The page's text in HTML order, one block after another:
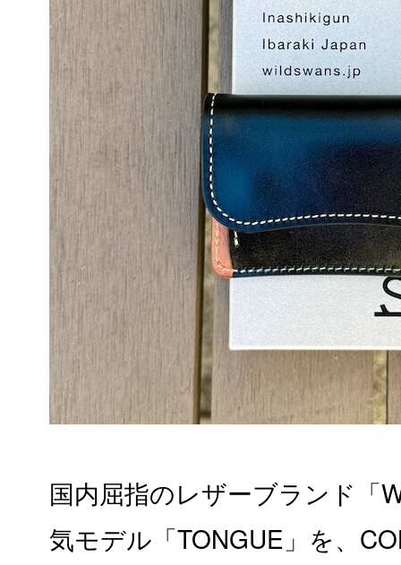
国内屈指のレザーブランド「
気モデル「TONGUE」を、